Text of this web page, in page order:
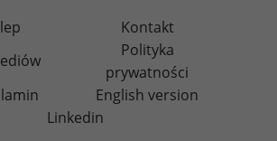
Kontakt
Polityka
prywatności
English version
Linkedin